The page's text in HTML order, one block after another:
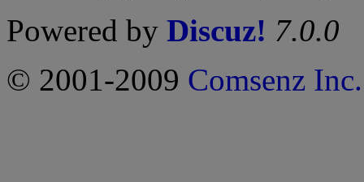
Powered by Discuz! 7.0.0
© 2001-2009 Comsenz Inc.